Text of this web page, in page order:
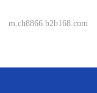
m.ch8866.b2b168.com